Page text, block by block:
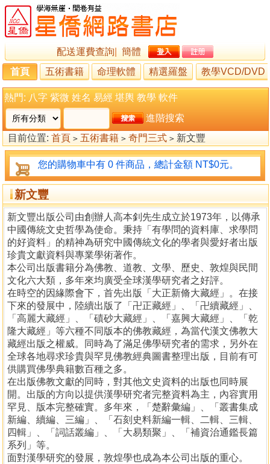
配送運費查詢
簡體
首頁
五術書籍 命理軟體 精選羅盤 教學VCD/DVD
熱門: 八字 紫微 姓名 易經 堪輿 教學 軟件
進階搜索
目前位置: 首頁 > 五術書籍 > 奇門三式 > 新文豐
您的購物車中有 0 件商品，總計金額 NT$0元。
新文豐
新文豐出版公司由創辦人高本釗先生成立於1973年，以傳承
中國傳統文史哲學為使命。秉持「有學問的資料庫、求學問
的好資料」的精神為研究中國傳統文化的學者與愛好者出版
珍貴文獻資料與專業學術著作。
本公司出版書籍分為佛教、道教、文學、歷史、敦煌與民間
文化六大類，多年來均廣受全球漢學研究者之好評。
在時空的因緣際會下，首先出版「大正新脩大藏經」。在接
下來的發展中，陸續出版了「卍正藏經」、「卍續藏經」、
「高麗大藏經」、「磧砂大藏經」、「嘉興大藏經」、「乾
隆大藏經」等六種不同版本的佛教藏經，為當代漢文佛教大
藏經出版之權威。同時為了滿足佛學研究者的需求，另外在
全球各地尋求珍貴與罕見佛教經典圖書整理出版，目前有可
供購買佛學典籍數百種之多。
在出版佛教文獻的同時，對其他文史資料的出版也同時展
開。出版的方向以提供漢學研究者完整資料為主，內容實用
罕見、版本完整確實。多年來，「楚辭彙編」、「叢書集成
新編、續編、三編」、「石刻史料新編一輯、二輯、三輯、
四輯」、「詞話叢編」、「大易類聚」、「補資治通鑑長篇
系列」等。
面對漢學研究的發展，敦煌學也成為本公司出版的重心。